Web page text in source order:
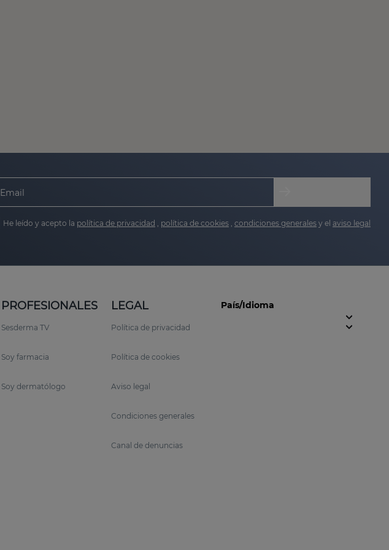
Email
He leído y acepto la política de privacidad , política de cookies , condiciones generales y el aviso legal
PROFESIONALES
Sesderma TV
Soy farmacia
Soy dermatólogo
LEGAL
Política de privacidad
Política de cookies
Aviso legal
Condiciones generales
Canal de denuncias
País/Idioma